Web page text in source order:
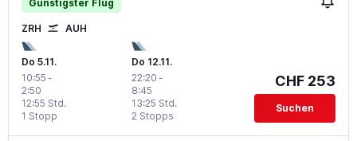
Günstigster Flug
ZRH AUH
Do 5.11.
10:55 -
2:50
1 Stopp
12:55 Std.
Do 12.11.
22:20 -
8:45
2 Stopps
13:25 Std.
CHF 253
Suchen